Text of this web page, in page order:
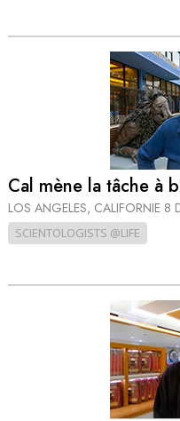
Cal mène la tâche à
LOS ANGELES, CALIFORNIE 8
SCIENTOLOGISTS @LIFE